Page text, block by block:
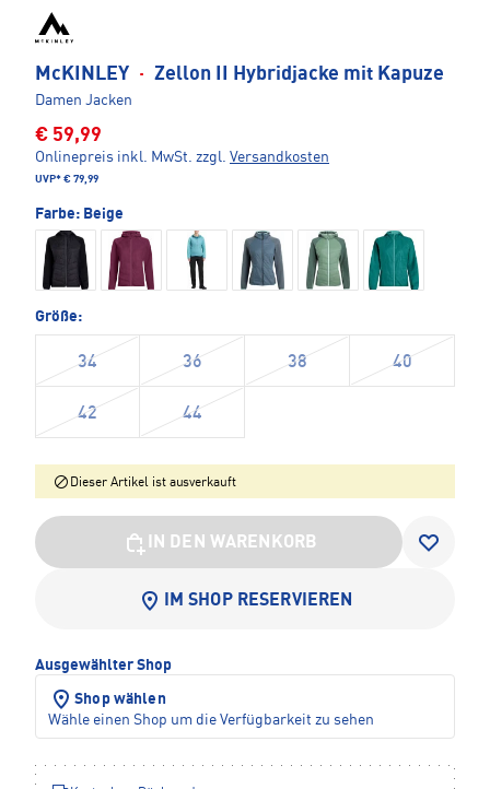
McKINLEY · Zellon II Hybridjacke mit Kapuze
Damen Jacken
€ 59,99
Onlinepreis inkl. MwSt. zzgl. Versandkosten
UVP* € 79,99
Farbe: Beige
Größe:
34 36 38 40
42 44
Dieser Artikel ist ausverkauft
IN DEN WARENKORB
IM SHOP RESERVIEREN
Ausgewählter Shop
Shop wählen
Wähle einen Shop um die Verfügbarkeit zu sehen